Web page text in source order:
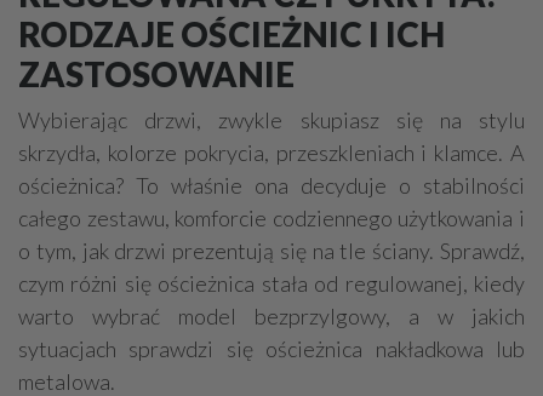
Drewno, konstrukcje drewniane
Farby, kleje, lakiery, emalie
Beton
Cegły, pustaki, bloczki
Szalunki, szalunki kartonowe
Techniki zamocowań
Kostka brukowa, granitowa
Beton komórkowy
Kruszywa
Systemy kominowe
Izolacje akustyczne
Składy budowlane
Stal, wyroby stalowe
Sklejki Blachy
Szkło
Tworzywa sztuczne
System barw
Filtry
Metale
RODZAJE OŚCIEŻNIC I ICH
ZASTOSOWANIE
Wybierając drzwi, zwykle skupiasz się na stylu
skrzydła, kolorze pokrycia, przeszkleniach i klamce. A
ościeżnica? To właśnie ona decyduje o stabilności
całego zestawu, komforcie codziennego użytkowania i
o tym, jak drzwi prezentują się na tle ściany. Sprawdź,
czym różni się ościeżnica stała od regulowanej, kiedy
warto wybrać model bezprzylgowy, a w jakich
sytuacjach sprawdzi się ościeżnica nakładkowa lub
metalowa.